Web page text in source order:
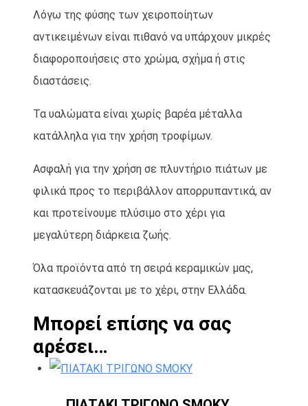
Λόγω της φύσης των χειροποίητων
αντικειμένων είναι πιθανό να υπάρχουν μικρές
διαφοροποιήσεις στο χρώμα, σχήμα ή στις
διαστάσεις.
Τα υαλώματα είναι χωρίς βαρέα μέταλλα
κατάλληλα για την χρήση τροφίμων.
Ασφαλή για την χρήση σε πλυντήριο πιάτων με
φιλικά προς το περιβάλλον απορρυπαντικά, αν
και προτείνουμε πλύσιμο στο χέρι για
μεγαλύτερη διάρκεια ζωής.
Όλα προϊόντα από τη σειρά κεραμικών μας,
κατασκευάζονται με το χέρι, στην Ελλάδα.
Μπορεί επίσης να σας
αρέσει…